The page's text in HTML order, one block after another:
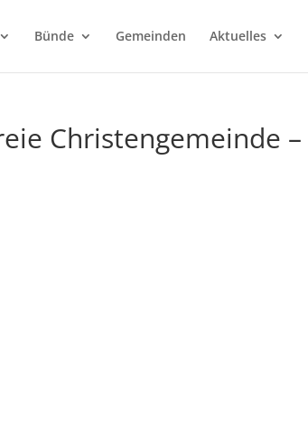
Bünde Gemeinden Aktuelles
Christengemeinde –